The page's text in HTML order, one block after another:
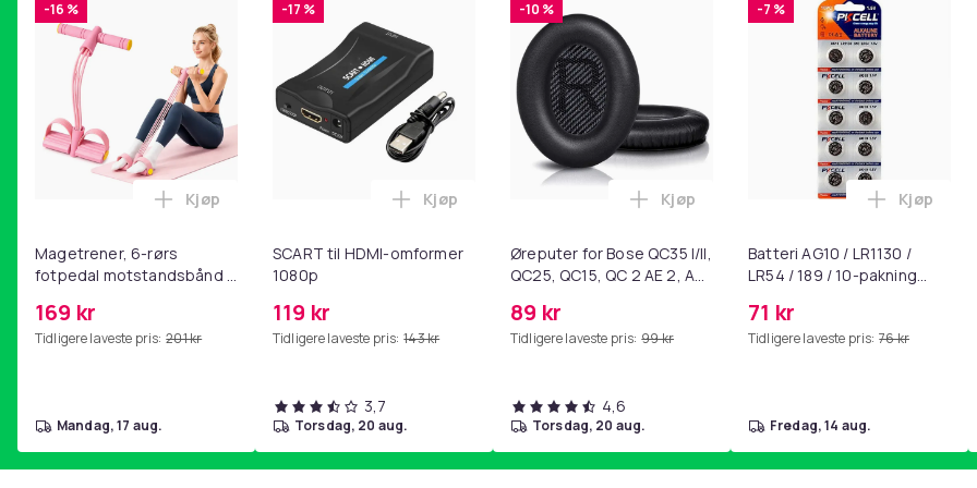
-16 %
Magetrener, 6-rørs
fotpedal motstandsbånd -
yoga og
hjemmegymnastikk Pink
169 kr
Tidligere laveste pris: 201 kr
Legg Magetrener, 6-rørs fotpedal motstandsbånd - mage- og kjernetrening, yoga og
Kjøp
mandag, 17 aug.
-17 %
SCART til HDMI-omformer
1080p
119 kr
Tidligere laveste pris: 143 kr
Legg SCART til HDMI-omformer 1080p i handlekurven
Kjøp
3,7
torsdag, 20 aug.
-10 %
Øreputer for Bose QC35 I/II,
QC25, QC15, QC 2 AE 2, AE
SoundLink Black
89 kr
Tidligere laveste pris: 99 kr
Legg Øreputer for Bose QC35 I/II, QC25,
Kjøp
4,6
torsdag, 20 aug.
-7 %
Batteri AG10 / LR1130 /
LR54 / 189 / 10-pakning
71 kr
Tidligere laveste pris: 76 kr
Legg
Kjøp
fredag, 14 aug.